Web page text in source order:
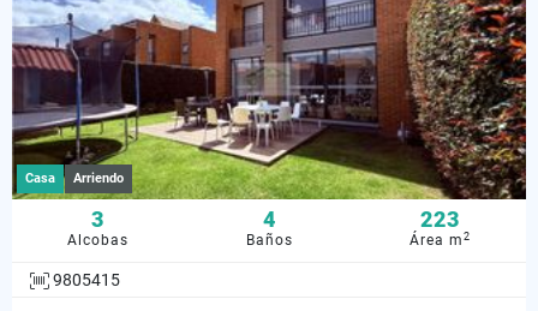
Casa Arriendo
3
Alcobas
4
Baños
223
Área m2
9805415